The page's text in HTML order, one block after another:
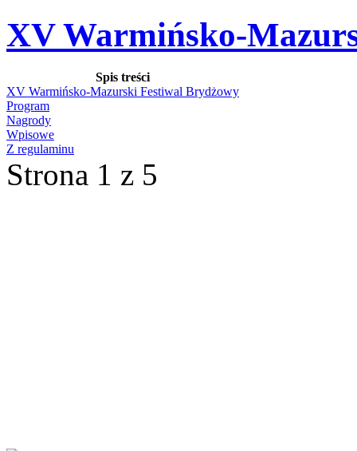
XV Warmińsko-
Spis treści
XV Warmińsko-Mazurski Festiwal Brydżowy
Program
Nagrody
Wpisowe
Z regulaminu
Strona 1 z 5